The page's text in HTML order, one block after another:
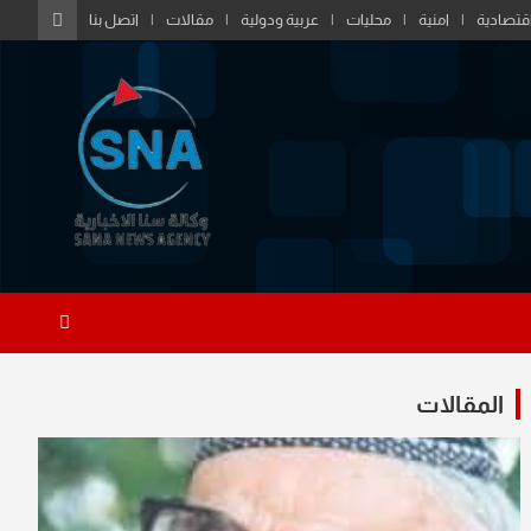
اقتصادية امنية محليات عربية ودولية مقالات اتصل بنا
المقالات